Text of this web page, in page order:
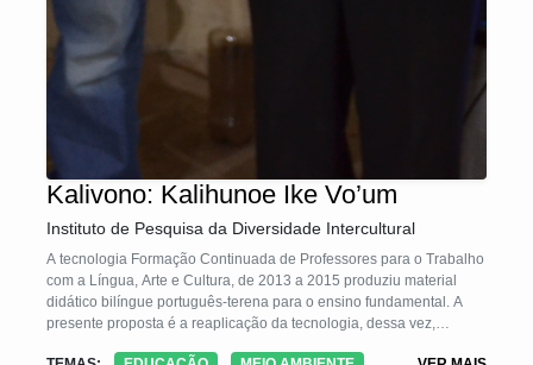
Kalivono: Kalihunoe Ike Vo’um
Instituto de Pesquisa da Diversidade Intercultural
A tecnologia Formação Continuada de Professores para o Trabalho
com a Língua, Arte e Cultura, de 2013 a 2015 produziu material
didático bilíngue português-terena para o ensino fundamental. A
presente proposta é a reaplicação da tecnologia, dessa vez,